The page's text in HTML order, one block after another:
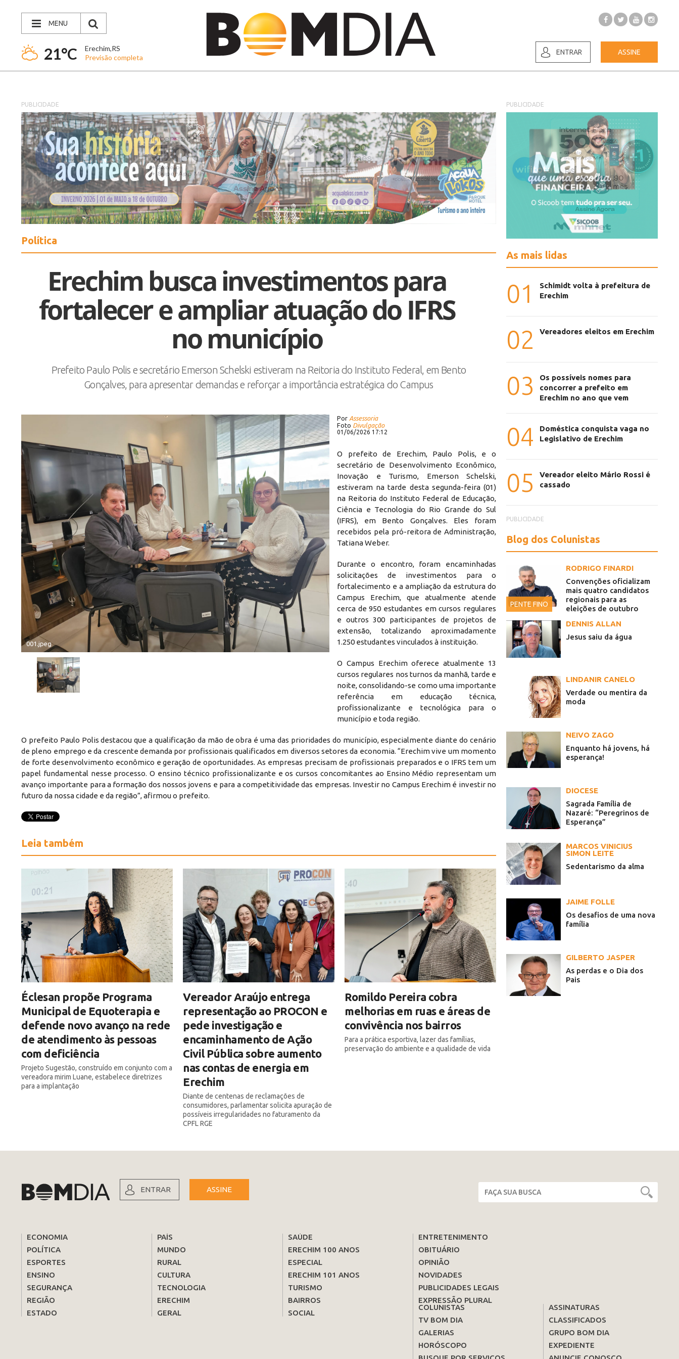
MENU
21°C
Erechim,RS
Previsão completa
ENTRAR ASSINE
PUBLICIDADE
Política
Erechim busca investimentos para
fortalecer e ampliar atuação do IFRS
no município
Prefeito Paulo Polis e secretário Emerson Schelski estiveram na Reitoria do Instituto Federal, em Bento
Gonçalves, para apresentar demandas e reforçar a importância estratégica do Campus
001.jpeg
Por Assessoria
Foto Divulgação
01/06/2026 17:12
O prefeito de Erechim, Paulo Polis, e o
secretário de Desenvolvimento Econômico,
Inovação e Turismo, Emerson Schelski,
estiveram na tarde desta segunda-feira (01)
na Reitoria do Instituto Federal de Educação,
Ciência e Tecnologia do Rio Grande do Sul
(IFRS), em Bento Gonçalves. Eles foram
recebidos pela pró-reitora de Administração,
Tatiana Weber.
Durante o encontro, foram encaminhadas
solicitações de investimentos para o
fortalecimento e a ampliação da estrutura do
Campus Erechim, que atualmente atende
cerca de 950 estudantes em cursos regulares
e outros 300 participantes de projetos de
extensão, totalizando aproximadamente
1.250 estudantes vinculados à instituição.
O Campus Erechim oferece atualmente 13
cursos regulares nos turnos da manhã, tarde e
noite, consolidando-se como uma importante
referência em educação técnica,
profissionalizante e tecnológica para o
município e toda região.
O prefeito Paulo Polis destacou que a qualificação da mão de obra é uma das prioridades do município, especialmente diante do cenário
de pleno emprego e da crescente demanda por profissionais qualificados em diversos setores da economia. “Erechim vive um momento
de forte desenvolvimento econômico e geração de oportunidades. As empresas precisam de profissionais preparados e o IFRS tem um
papel fundamental nesse processo. O ensino técnico profissionalizante e os cursos concomitantes ao Ensino Médio representam um
avanço importante para a formação dos nossos jovens e para a competitividade das empresas. Investir no Campus Erechim é investir no
futuro da nossa cidade e da região”, afirmou o prefeito.
Leia também
Éclesan propõe Programa
Municipal de Equoterapia e
defende novo avanço na rede
de atendimento às pessoas
com deficiência
Projeto Sugestão, construído em conjunto com a
vereadora mirim Luane, estabelece diretrizes
para a implantação
Vereador Araújo entrega
representação ao PROCON e
pede investigação e
encaminhamento de Ação
Civil Pública sobre aumento
nas contas de energia em
Erechim
Diante de centenas de reclamações de
consumidores, parlamentar solicita apuração de
possíveis irregularidades no faturamento da
CPFL RGE
Romildo Pereira cobra
melhorias em ruas e áreas de
convivência nos bairros
Para a prática esportiva, lazer das famílias,
preservação do ambiente e a qualidade de vida
PUBLICIDADE
As mais lidas
01
Schimidt volta à prefeitura de
Erechim
02 Vereadores eleitos em Erechim
03
Os possíveis nomes para
concorrer a prefeito em
Erechim no ano que vem
04
Doméstica conquista vaga no
Legislativo de Erechim
05
Vereador eleito Mário Rossi é
cassado
PUBLICIDADE
Blog dos Colunistas
PENTE FINO
RODRIGO FINARDI
Convenções oficializam
mais quatro candidatos
regionais para as
eleições de outubro
DENNIS ALLAN
Jesus saiu da água
LINDANIR CANELO
Verdade ou mentira da
moda
NEIVO ZAGO
Enquanto há jovens, há
esperança!
DIOCESE
Sagrada Família de
Nazaré: “Peregrinos de
Esperança”
MARCOS VINICIUS
SIMON LEITE
Sedentarismo da alma
JAIME FOLLE
Os desafios de uma nova
família
GILBERTO JASPER
As perdas e o Dia dos
Pais
ENTRAR ASSINE
ECONOMIA
POLÍTICA
ESPORTES
ENSINO
SEGURANÇA
REGIÃO
ESTADO
PAÍS
MUNDO
RURAL
CULTURA
TECNOLOGIA
ERECHIM
GERAL
SAÚDE
ERECHIM 100 ANOS
ESPECIAL
ERECHIM 101 ANOS
TURISMO
BAIRROS
SOCIAL
ENTRETENIMENTO
OBITUÁRIO
OPINIÃO
NOVIDADES
PUBLICIDADES LEGAIS
EXPRESSÃO PLURAL
COLUNISTAS
TV BOM DIA
GALERIAS
HORÓSCOPO
ASSINATURAS
CLASSIFICADOS
GRUPO BOM DIA
EXPEDIENTE